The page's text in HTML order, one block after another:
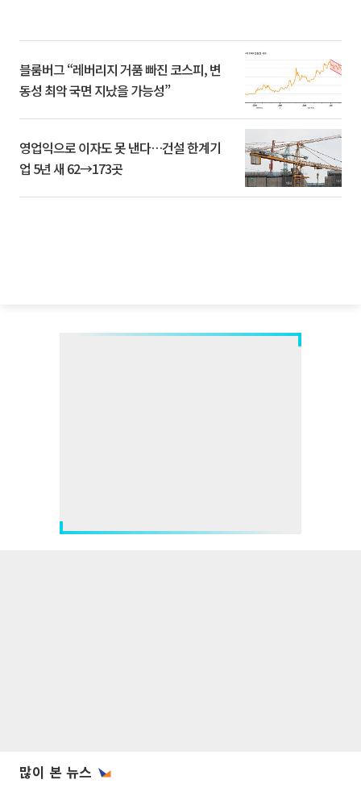
블룸버그 “레버리지 거품 빠진 코스피, 변
동성 최악 국면 지났을 가능성”
영업익으로 이자도 못 낸다…건설 한계기
업 5년 새 62→173곳
많이 본 뉴스